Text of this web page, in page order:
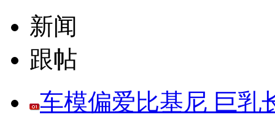
新闻
跟帖
车模偏爱比基尼 巨乳